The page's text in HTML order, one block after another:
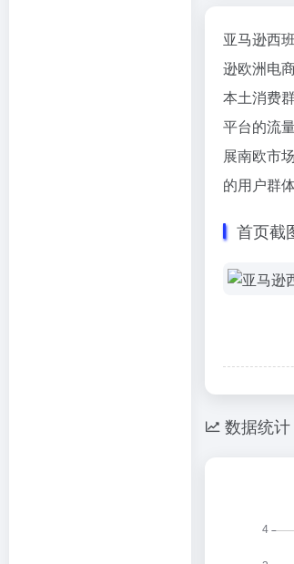
亚马逊西
逊欧洲电
本土消费
平台的流
展南欧市
的用户群
首页截
数据统计